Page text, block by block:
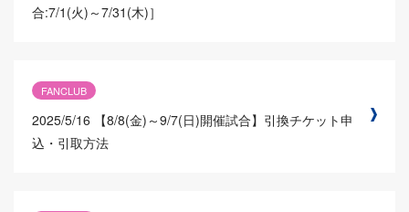
合:7/1(火)～7/31(木)］
FANCLUB
2025/5/16
【8/8(金)～9/7(日)開催試合】引換チケット申
込・引取方法